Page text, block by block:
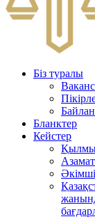
Біз туралы
Бланктер
Кейстер